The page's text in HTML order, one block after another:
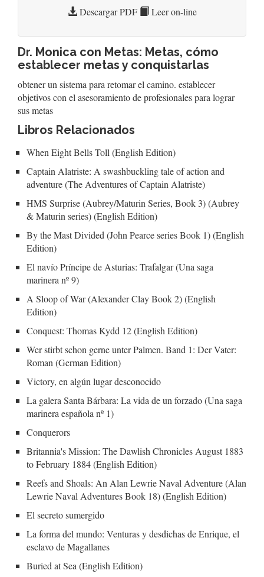
Descargar PDF Leer on-line
Dr. Monica con Metas: Metas, cómo
establecer metas y conquistarlas
obtener un sistema para retomar el camino. establecer
objetivos con el asesoramiento de profesionales para lograr
sus metas
Libros Relacionados
When Eight Bells Toll (English Edition)
Captain Alatriste: A swashbuckling tale of action and
adventure (The Adventures of Captain Alatriste)
HMS Surprise (Aubrey/Maturin Series, Book 3) (Aubrey
& Maturin series) (English Edition)
By the Mast Divided (John Pearce series Book 1) (English
Edition)
El navío Príncipe de Asturias: Trafalgar (Una saga
marinera nº 9)
A Sloop of War (Alexander Clay Book 2) (English
Edition)
Conquest: Thomas Kydd 12 (English Edition)
Wer stirbt schon gerne unter Palmen. Band 1: Der Vater:
Roman (German Edition)
Victory, en algún lugar desconocido
La galera Santa Bárbara: La vida de un forzado (Una saga
marinera española nº 1)
Conquerors
Britannia's Mission: The Dawlish Chronicles August 1883
to February 1884 (English Edition)
Reefs and Shoals: An Alan Lewrie Naval Adventure (Alan
Lewrie Naval Adventures Book 18) (English Edition)
El secreto sumergido
La forma del mundo: Venturas y desdichas de Enrique, el
esclavo de Magallanes
Buried at Sea (English Edition)